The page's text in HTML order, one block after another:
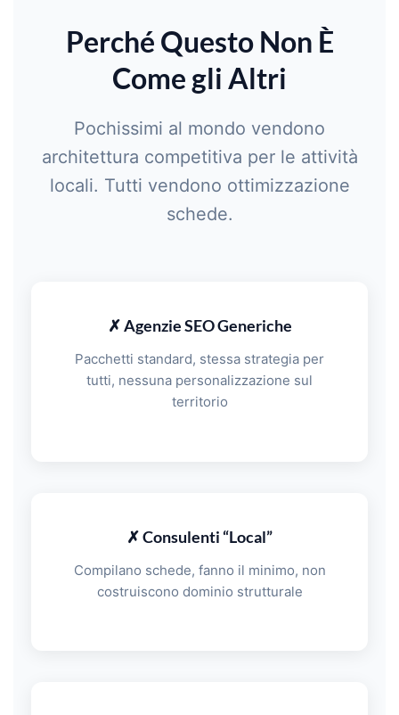
Perché Questo Non È
Come gli Altri
Pochissimi al mondo vendono
architettura competitiva per le attività
locali. Tutti vendono ottimizzazione
schede.
✗ Agenzie SEO Generiche
Pacchetti standard, stessa strategia per
tutti, nessuna personalizzazione sul
territorio
✗ Consulenti “Local”
Compilano schede, fanno il minimo, non
costruiscono dominio strutturale